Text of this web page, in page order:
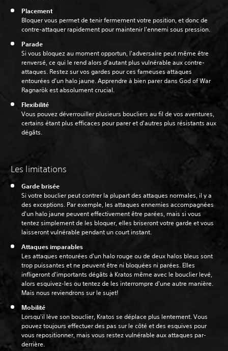
Placement
Bloquer vous permet de tenir fermement votre position, et donc de
contre-attaquer rapidement pour maintenir l'ennemi sous pression.
Parade
Si vous bloquez au moment opportun, l'adversaire peut même être
renversé, ce qui le rend alors d'autant plus vulnérable aux contre-
attaques. Restez sur vos gardes pour ces fameuses attaques
entourées d'un halo jaune. Apprendre à bien parer dans God of War
Ragnarök est absolument crucial.
Flexibilité
Vous pouvez déverrouiller plusieurs boucliers au fil de vos aventures,
certains étant plus efficaces pour parer et d'autres plus résistants aux
dégâts.
Les limitations
Garde brisée
Si votre bouclier peut contrer la plupart des attaques normales, il y a
des exceptions. Par exemple, les attaques ennemies accompagnées
d'un halo jaune peuvent effectivement être parées, mais si vous
tentez simplement de les bloquer, elles briseront votre garde et vous
laisseront vulnérable pendant un court instant.
Attaques imparables
Les attaques entourées d'un halo rouge ou de deux halos bleus sont
trop puissantes et ne peuvent être ni bloquées ni parées. Elles
infligeront d'importants dégâts à Kratos même avec le bouclier levé,
alors esquivez-les ou tentez de les interrompre d'une autre manière.
Mais nous reviendrons sur le sujet!
Mobilité
Lorsqu'il lève son bouclier, Kratos se déplace plus lentement. Vous
pouvez toujours effectuer des pas sur le côté et des esquives pour
vous repositionner, mais vous restez vulnérable aux attaques par-
derrière.